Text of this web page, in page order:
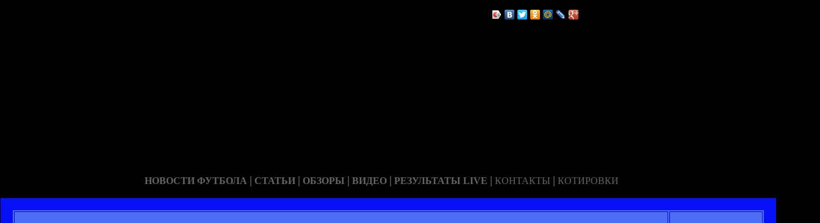
НОВОСТИ ФУТБОЛА | СТАТЬИ | ОБЗОРЫ | ВИДЕО | РЕЗУЛЬТАТЫ LIVE | КОНТАКТЫ | КОТИРОВКИ